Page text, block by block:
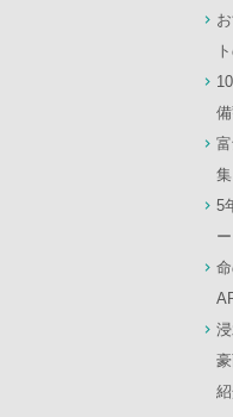
集
5